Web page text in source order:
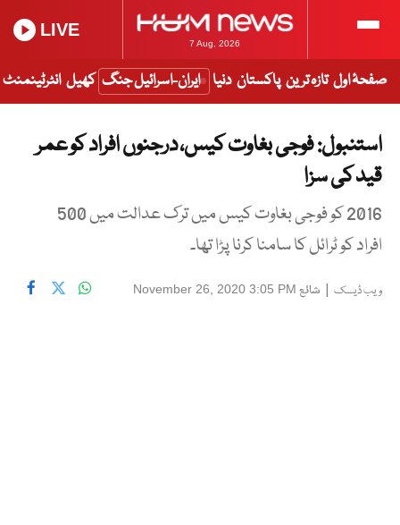
7 Aug, 2026
LIVE
صفحۂ اول تازہ ترین پاکستان دنیا ایران-اسرائیل جنگ کھیل انٹرٹینمنٹ
استنبول: فوجی بغاوت کیس، درجنوں افراد کو عمر
قید کی سزا
2016 کو فوجی بغاوت کیس میں ترک عدالت میں 500
افراد کو ٹرائل کا سامنا کرنا پڑا تھا۔
ویب ڈیسک | شائع November 26, 2020 3:05 PM